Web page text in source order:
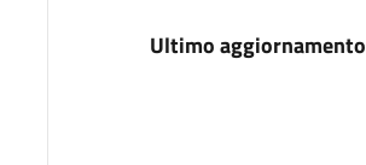
Ultimo aggiornamento